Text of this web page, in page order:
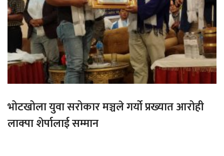
भोटखोला युवा सरोकार मञ्चले गर्यो प्रख्यात आरोही
लाक्पा शेर्पालाई सम्मान